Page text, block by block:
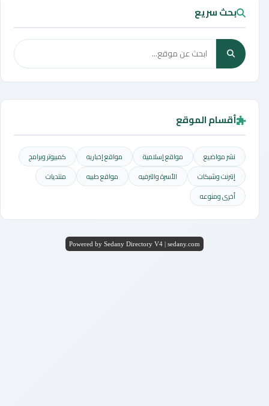
بحث سريع
أقسام الموقع
نشر مواضيع مواقع إسلامية مواقع إخباريه
كمبيوتر وبرامج
إنترنت وشبكات
الأسرة والترفيه مواقع طبيه
منتديات
أخرى ومنوعه
Powered by Sedany Directory V4 | sedany.com